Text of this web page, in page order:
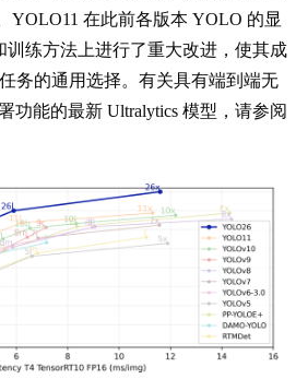
YOLO11 在此前各版本 YOLO 的显
训练方法上进行了重大改进，使其成
任务的通用选择。有关具有端到端无
功能的最新 Ultralytics 模型，请参阅